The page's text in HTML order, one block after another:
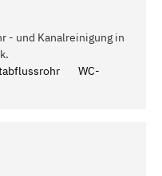
- und Kanalreinigung in
WC-